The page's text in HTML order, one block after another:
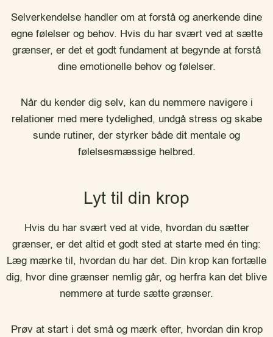
Selverkendelse handler om at forstå og anerkende dine
egne følelser og behov. Hvis du har svært ved at sætte
grænser, er det et godt fundament at begynde at forstå
dine emotionelle behov og følelser.
Når du kender dig selv, kan du nemmere navigere i
relationer med mere tydelighed, undgå stress og skabe
sunde rutiner, der styrker både dit mentale og
følelsesmæssige helbred.
Lyt til din krop
Hvis du har svært ved at vide, hvordan du sætter
grænser, er det altid et godt sted at starte med én ting:
Læg mærke til, hvordan du har det. Din krop kan fortælle
dig, hvor dine grænser nemlig går, og herfra kan det blive
nemmere at turde sætte grænser.
Prøv at start i det små og mærk efter, hvordan din krop